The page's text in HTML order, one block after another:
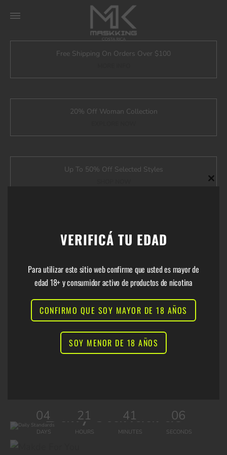
Free Shipping On Orders Over $100
20% Off Woman Collection
Up To 50% Off Selected Styles
Shop Bags
Get 10% Off & Free
For All new Email Subscribers
Daily Standards
04
DAYS
21
HOURS
41
MINUTES
06
SECONDS
VERIFICÁ TU EDAD
Para utilizar este sitio web confirme que usted es mayor de
edad 18+ y consumidor activo de productos de nicotina
CONFIRMO QUE SOY MAYOR DE 18 AÑOS
SOY MENOR DE 18 AÑOS